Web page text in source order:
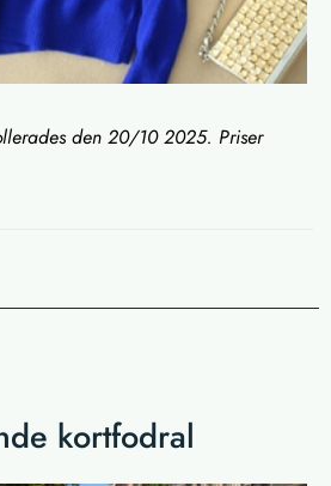
den 20/10 2025. Priser
kortfodral